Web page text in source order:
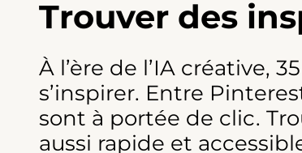
Trouver des
À l’ère de l’IA créative,
s’inspirer. Entre
sont à portée de clic.
aussi rapide et